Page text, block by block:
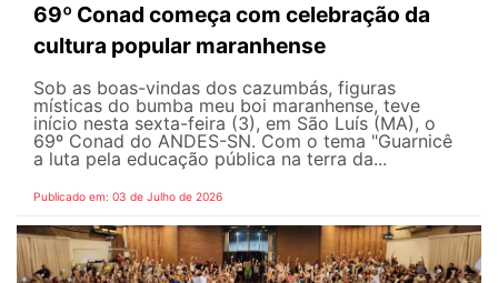
69º Conad começa com celebração da
cultura popular maranhense
Sob as boas-vindas dos cazumbás, figuras
místicas do bumba meu boi maranhense, teve
início nesta sexta-feira (3), em São Luís (MA), o
69º Conad do ANDES-SN. Com o tema "Guarnicê
a luta pela educação pública na terra da...
Publicado em: 03 de Julho de 2026